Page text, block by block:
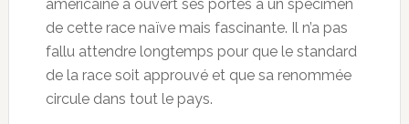
américaine a ouvert ses portes à un spécimen
de cette race naïve mais fascinante. Il n’a pas
fallu attendre longtemps pour que le standard
de la race soit approuvé et que sa renommée
circule dans tout le pays.